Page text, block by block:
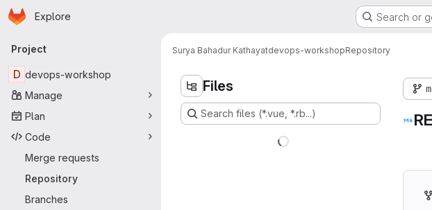
Skip to main content
Homepage
Explore Search or
Primary navigation
Project
D devops-workshop
Manage
Plan
Code
Merge requests
Repository
Branches
Surya Bahadur Kathayatdevops-workshopRepository
Files
Search files (*.vue, *.rb...)